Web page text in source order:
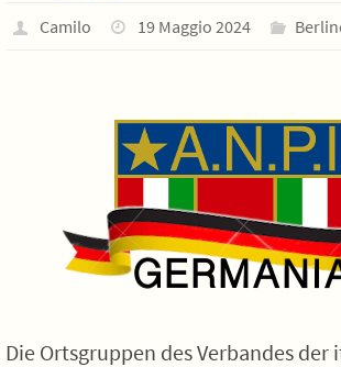
Camilo 19 Maggio 2024
Die Ortsgruppen des Verbandes